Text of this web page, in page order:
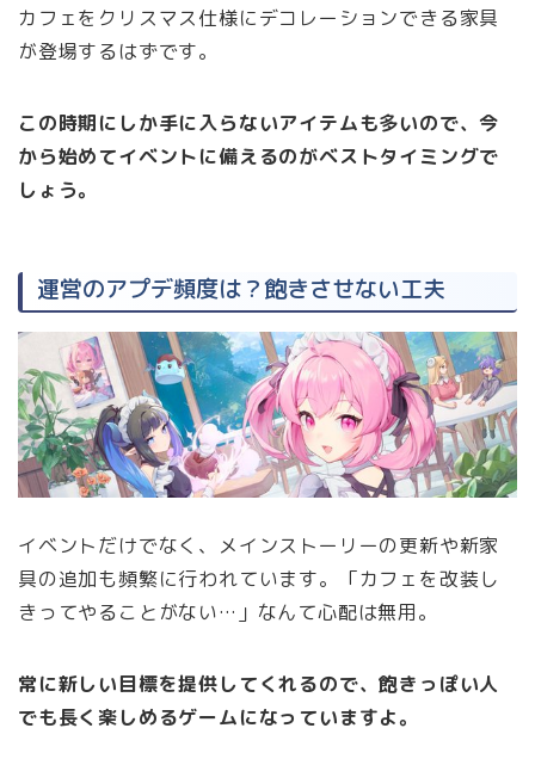
カフェをクリスマス仕様にデコレーションできる家具
が登場するはずです。
この時期にしか手に入らないアイテムも多いので、今
から始めてイベントに備えるのがベストタイミングで
しょう。
運営のアプデ頻度は？飽きさせない工夫
イベントだけでなく、メインストーリーの更新や新家
具の追加も頻繁に行われています。「カフェを改装し
きってやることがない…」なんて心配は無用。
常に新しい目標を提供してくれるので、飽きっぽい人
でも長く楽しめるゲームになっていますよ。